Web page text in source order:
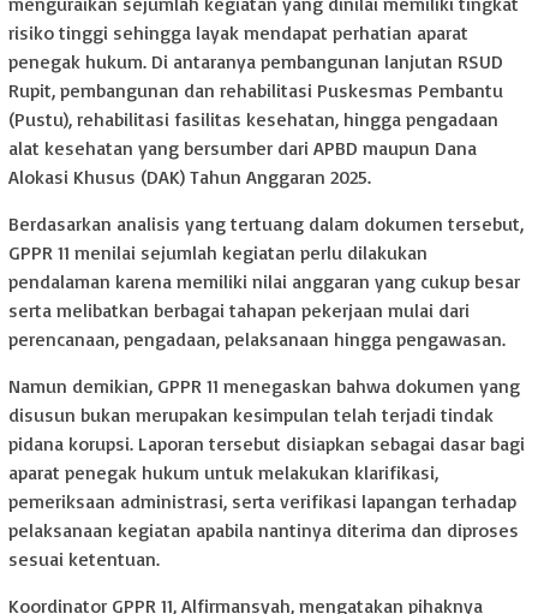
risiko tinggi sehingga layak mendapat perhatian aparat
penegak hukum. Di antaranya pembangunan lanjutan RSUD
Rupit, pembangunan dan rehabilitasi Puskesmas Pembantu
(Pustu), rehabilitasi fasilitas kesehatan, hingga pengadaan
alat kesehatan yang bersumber dari APBD maupun Dana
Alokasi Khusus (DAK) Tahun Anggaran 2025.
Berdasarkan analisis yang tertuang dalam dokumen tersebut,
GPPR 11 menilai sejumlah kegiatan perlu dilakukan
pendalaman karena memiliki nilai anggaran yang cukup besar
serta melibatkan berbagai tahapan pekerjaan mulai dari
perencanaan, pengadaan, pelaksanaan hingga pengawasan.
Namun demikian, GPPR 11 menegaskan bahwa dokumen yang
disusun bukan merupakan kesimpulan telah terjadi tindak
pidana korupsi. Laporan tersebut disiapkan sebagai dasar bagi
aparat penegak hukum untuk melakukan klarifikasi,
pemeriksaan administrasi, serta verifikasi lapangan terhadap
pelaksanaan kegiatan apabila nantinya diterima dan diproses
sesuai ketentuan.
Koordinator GPPR 11, Alfirmansyah, mengatakan pihaknya